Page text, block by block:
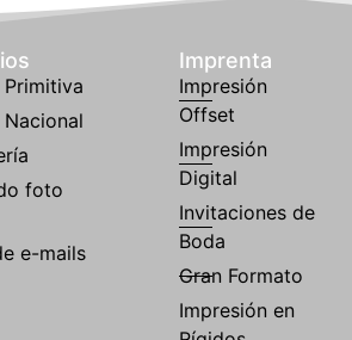
foto
e-mails
Imprenta
Impresión
Offset
Impresión
Digital
Invitaciones de
Boda
Gran Formato
Impresión en